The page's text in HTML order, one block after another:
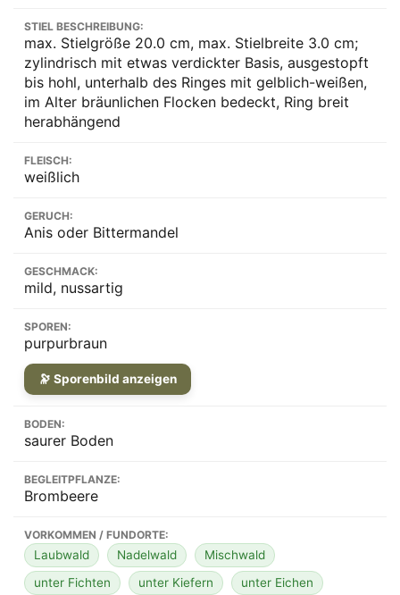
STIEL BESCHREIBUNG:
max. Stielgröße 20.0 cm, max. Stielbreite 3.0 cm;
zylindrisch mit etwas verdickter Basis, ausgestopft
bis hohl, unterhalb des Ringes mit gelblich-weißen,
im Alter bräunlichen Flocken bedeckt, Ring breit
herabhängend
FLEISCH:
weißlich
GERUCH:
Anis oder Bittermandel
GESCHMACK:
mild, nussartig
SPOREN:
purpurbraun
🔭 Sporenbild anzeigen
BODEN:
saurer Boden
BEGLEITPFLANZE:
Brombeere
VORKOMMEN / FUNDORTE:
Laubwald Nadelwald
Mischwald
unter Fichten
unter Kiefern
unter Eichen